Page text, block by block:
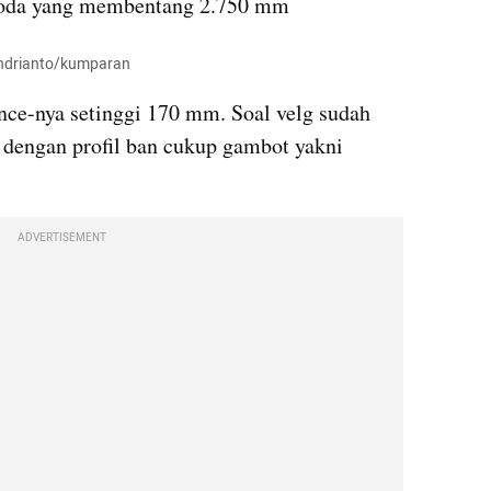
kumparan
nya setinggi 170 mm. Soal velg sudah
profil ban cukup gambot yakni
ADVERTISEMENT